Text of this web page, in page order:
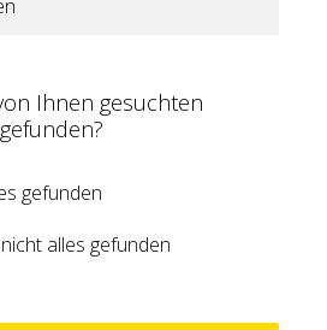
Ihnen gesuchten
gefunden
alles gefunden